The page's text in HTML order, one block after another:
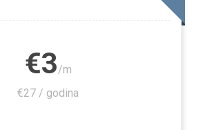
€3/m
€27 / godina